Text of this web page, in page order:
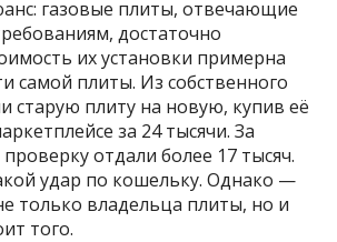
газовые плиты, отвечающие
достаточно
их установки примерна
самой плиты. Из собственного
старую плиту на новую, купив её
за 24 тысячи. За
отдали более 17 тысяч.
удар по кошельку. Однако —
только владельца плиты, но и
того.